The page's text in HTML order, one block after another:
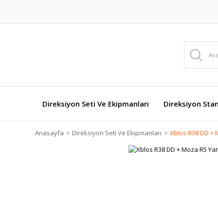
Direksiyon Seti Ve Ekipmanları Direksiyon
Anasayfa Direksiyon Seti Ve Ekipmanları Xblos R38 DD +